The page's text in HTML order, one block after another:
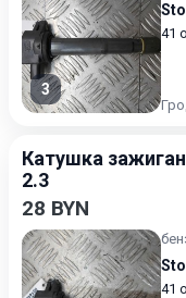
3
41
Катушка
2.3
28 BYN
41